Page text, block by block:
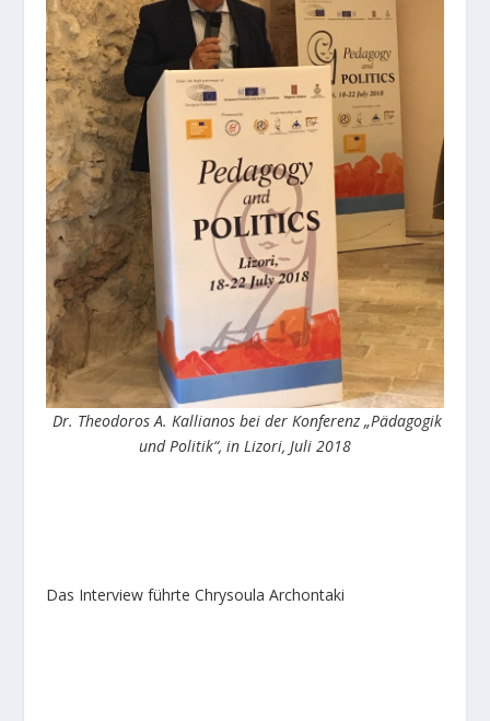
Dr. Theodoros A. Kallianos bei der Konferenz „Pädagogik
und Politik“, in Lizori, Juli 2018
Das Interview führte Chrysoula Archontaki